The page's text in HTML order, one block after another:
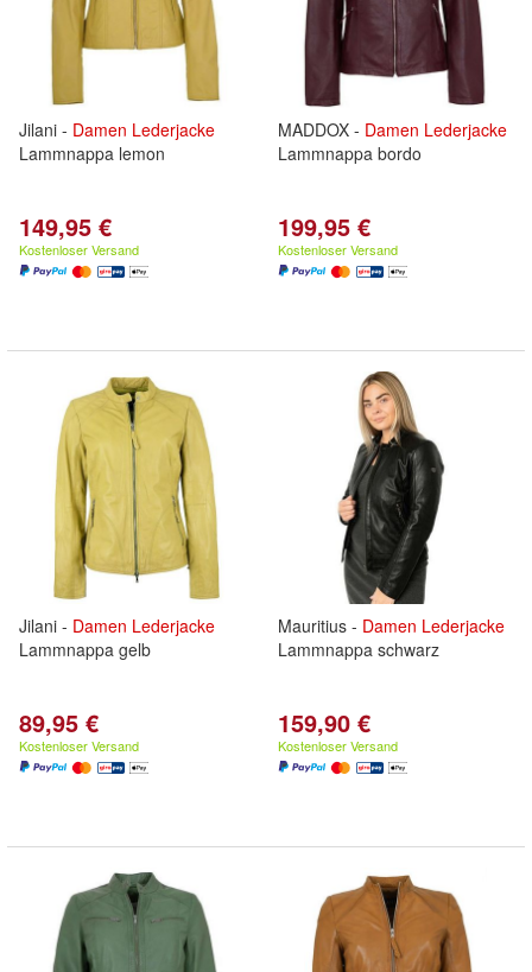
Jilani - Damen Lederjacke
Lammnappa lemon
149,95 €
Kostenloser Versand
MADDOX - Damen Lederjacke
Lammnappa bordo
199,95 €
Kostenloser Versand
Jilani - Damen Lederjacke
Lammnappa gelb
89,95 €
Kostenloser Versand
Mauritius - Damen Lederjacke
Lammnappa schwarz
159,90 €
Kostenloser Versand